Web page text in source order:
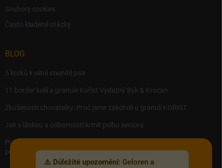
⚠️ Důležité upozornění: Geloren a
Soubory cookies
Často kladené otázky
BLOG
5 kroků k silné imunitě psa
11 border kolií a granule Kořist Vydatný Býk & Krocan
Zkušenosti chovatelky: Proč jsme zakotvili u granulí KOŘIST
Jak s láskou a odborností krmit psího seniora
Precision MICROBES – Koktejl tělu prospěšných živých bakterií,
probiotik a postbiotik.